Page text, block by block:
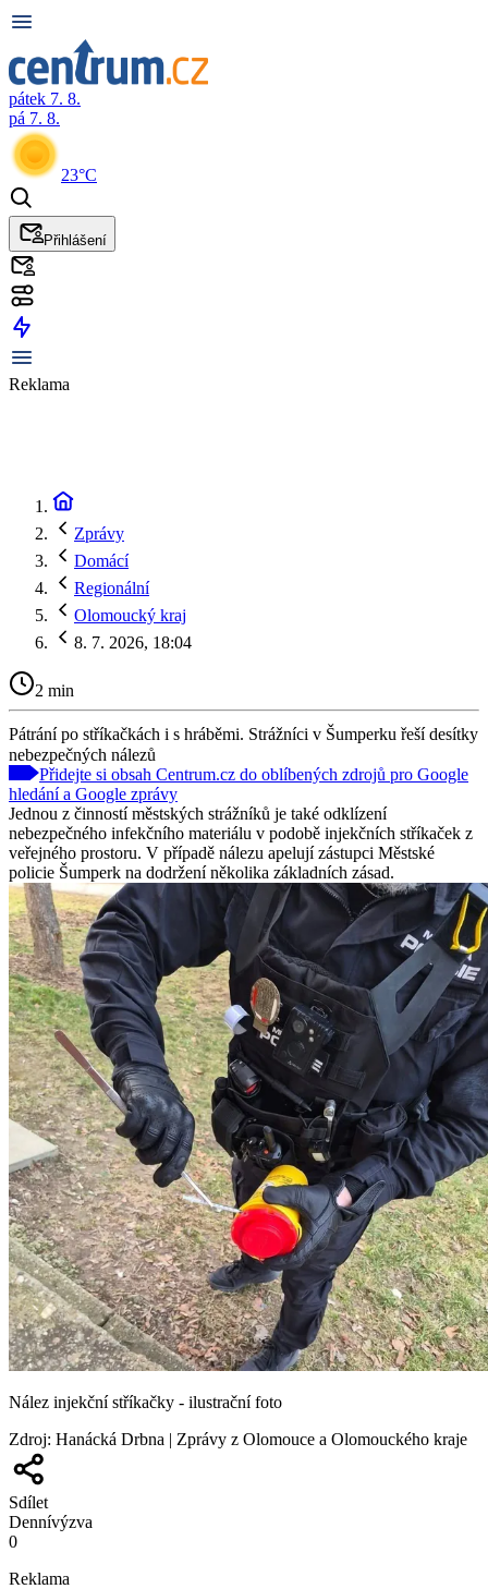
pátek 7. 8.
pá 7. 8.
23°C
Přihlášení
Reklama
Zprávy
Domácí
Regionální
Olomoucký kraj
8. 7. 2026, 18:04
2 min
Pátrání po stříkačkách i s hráběmi. Strážníci v Šumperku řeší desítky
nebezpečných nálezů
Přidejte si obsah Centrum.cz do oblíbených zdrojů pro Google
hledání a Google zprávy
Jednou z činností městských strážníků je také odklízení
nebezpečného infekčního materiálu v podobě injekčních stříkaček z
veřejného prostoru. V případě nálezu apelují zástupci Městské
policie Šumperk na dodržení několika základních zásad.
Nález injekční stříkačky - ilustrační foto
Zdroj: Hanácká Drbna | Zprávy z Olomouce a Olomouckého kraje
Sdílet
Dennívýzva
0
Reklama